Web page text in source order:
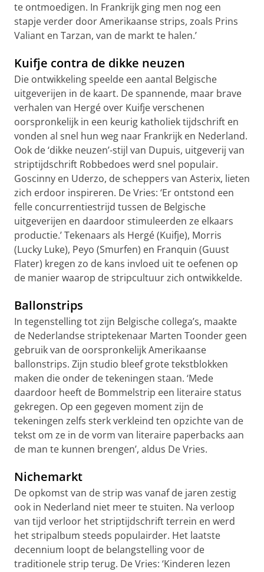
te ontmoedigen. In Frankrijk ging men nog een
stapje verder door Amerikaanse strips, zoals Prins
Valiant en Tarzan, van de markt te halen.’
Kuifje contra de dikke neuzen
Die ontwikkeling speelde een aantal Belgische
uitgeverijen in de kaart. De spannende, maar brave
verhalen van Hergé over Kuifje verschenen
oorspronkelijk in een keurig katholiek tijdschrift en
vonden al snel hun weg naar Frankrijk en Nederland.
Ook de ‘dikke neuzen’-stijl van Dupuis, uitgeverij van
striptijdschrift Robbedoes werd snel populair.
Goscinny en Uderzo, de scheppers van Asterix, lieten
zich erdoor inspireren. De Vries: ‘Er ontstond een
felle concurrentiestrijd tussen de Belgische
uitgeverijen en daardoor stimuleerden ze elkaars
productie.’ Tekenaars als Hergé (Kuifje), Morris
(Lucky Luke), Peyo (Smurfen) en Franquin (Guust
Flater) kregen zo de kans invloed uit te oefenen op
de manier waarop de stripcultuur zich ontwikkelde.
Ballonstrips
In tegenstelling tot zijn Belgische collega’s, maakte
de Nederlandse striptekenaar Marten Toonder geen
gebruik van de oorspronkelijk Amerikaanse
ballonstrips. Zijn studio bleef grote tekstblokken
maken die onder de tekeningen staan. ‘Mede
daardoor heeft de Bommelstrip een literaire status
gekregen. Op een gegeven moment zijn de
tekeningen zelfs sterk verkleind ten opzichte van de
tekst om ze in de vorm van literaire paperbacks aan
de man te kunnen brengen’, aldus De Vries.
Nichemarkt
De opkomst van de strip was vanaf de jaren zestig
ook in Nederland niet meer te stuiten. Na verloop
van tijd verloor het striptijdschrift terrein en werd
het stripalbum steeds populairder. Het laatste
decennium loopt de belangstelling voor de
traditionele strip terug. De Vries: ‘Kinderen lezen